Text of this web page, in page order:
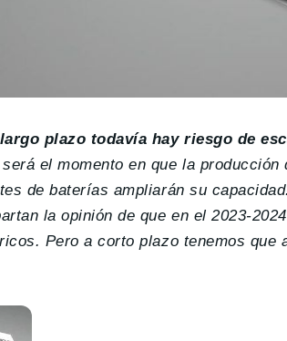
plazo todavía hay riesgo de
el momento en que la
de baterías ampliarán su
la opinión de que en el 2023-
Pero a corto plazo tenemos que